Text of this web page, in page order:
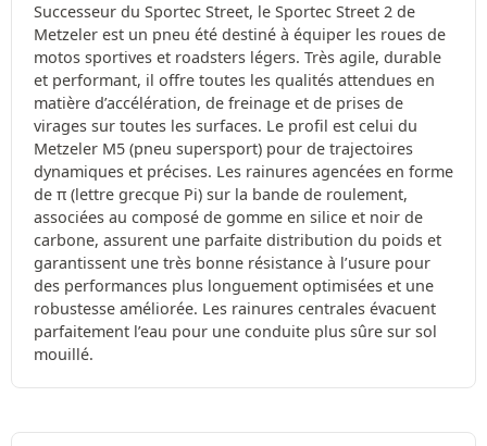
Successeur du Sportec Street, le Sportec Street 2 de
Metzeler est un pneu été destiné à équiper les roues de
motos sportives et roadsters légers. Très agile, durable
et performant, il offre toutes les qualités attendues en
matière d’accélération, de freinage et de prises de
virages sur toutes les surfaces. Le profil est celui du
Metzeler M5 (pneu supersport) pour de trajectoires
dynamiques et précises. Les rainures agencées en forme
de π (lettre grecque Pi) sur la bande de roulement,
associées au composé de gomme en silice et noir de
carbone, assurent une parfaite distribution du poids et
garantissent une très bonne résistance à l’usure pour
des performances plus longuement optimisées et une
robustesse améliorée. Les rainures centrales évacuent
parfaitement l’eau pour une conduite plus sûre sur sol
mouillé.